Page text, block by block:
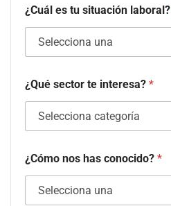
¿Cuál es tu situación laboral?
¿Qué sector te interesa? *
¿Cómo nos has conocido? *